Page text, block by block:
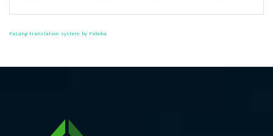
FaLang translation system by Faboba